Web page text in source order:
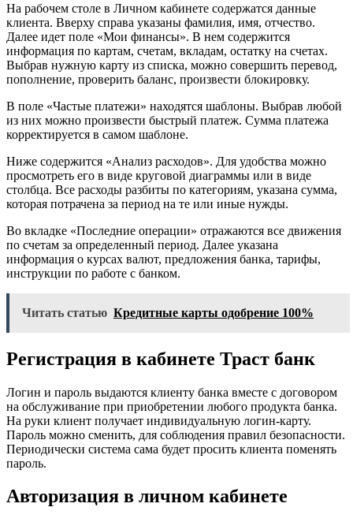
На рабочем столе в Личном кабинете содержатся данные
клиента. Вверху справа указаны фамилия, имя, отчество.
Далее идет поле «Мои финансы». В нем содержится
информация по картам, счетам, вкладам, остатку на счетах.
Выбрав нужную карту из списка, можно совершить перевод,
пополнение, проверить баланс, произвести блокировку.
В поле «Частые платежи» находятся шаблоны. Выбрав любой
из них можно произвести быстрый платеж. Сумма платежа
корректируется в самом шаблоне.
Ниже содержится «Анализ расходов». Для удобства можно
просмотреть его в виде круговой диаграммы или в виде
столбца. Все расходы разбиты по категориям, указана сумма,
которая потрачена за период на те или иные нужды.
Во вкладке «Последние операции» отражаются все движения
по счетам за определенный период. Далее указана
информация о курсах валют, предложения банка, тарифы,
инструкции по работе с банком.
Читать статью Кредитные карты одобрение 100%
Регистрация в кабинете Траст банк
Логин и пароль выдаются клиенту банка вместе с договором
на обслуживание при приобретении любого продукта банка.
На руки клиент получает индивидуальную логин-карту.
Пароль можно сменить, для соблюдения правил безопасности.
Периодически система сама будет просить клиента поменять
пароль.
Авторизация в личном кабинете